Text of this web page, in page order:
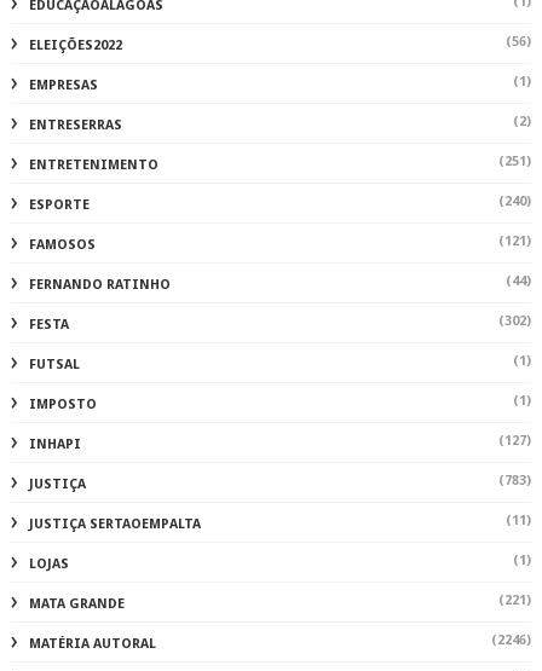
EDUCAÇÃOALAGOAS
ELEIÇÕES2022 (56)
EMPRESAS (1)
ENTRESERRAS (2)
ENTRETENIMENTO (251)
ESPORTE (240)
FAMOSOS (121)
FERNANDO RATINHO (44)
FESTA (302)
FUTSAL (1)
IMPOSTO (1)
INHAPI (127)
JUSTIÇA (783)
JUSTIÇA SERTAOEMPALTA (11)
LOJAS (1)
MATA GRANDE (221)
MATÉRIA AUTORAL (2246)